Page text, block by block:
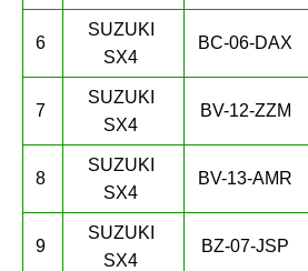
6
SUZUKI
SX4
BC-06-DAX
7
SUZUKI
SX4
BV-12-ZZM
8
SUZUKI
SX4
BV-13-AMR
9
SUZUKI
SX4
BZ-07-JSP